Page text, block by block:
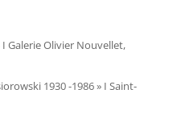
I Galerie Olivier Nouvellet,
1930 -1986 » I Saint-